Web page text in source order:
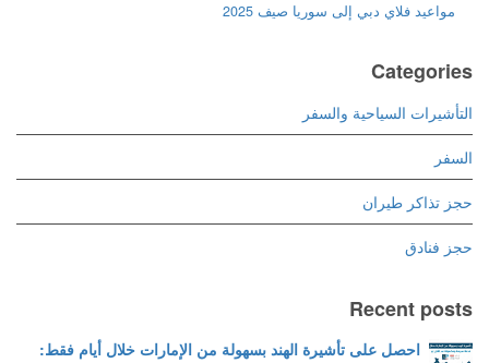
مواعيد فلاي دبي إلى سوريا صيف 2025
Categories
التأشيرات السياحية والسفر
السفر
حجز تذاكر طيران
حجز فنادق
Recent posts
احصل على تأشيرة الهند بسهولة من الإمارات خلال أيام فقط: